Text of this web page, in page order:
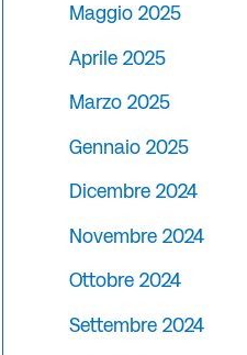
Maggio 2025
Aprile 2025
Marzo 2025
Gennaio 2025
Dicembre 2024
Novembre 2024
Ottobre 2024
Settembre 2024